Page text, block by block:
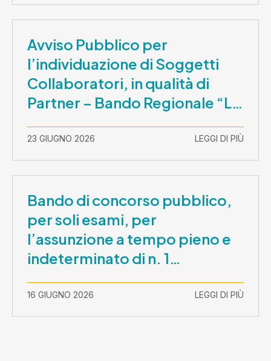
Avviso Pubblico per
l’individuazione di Soggetti
Collaboratori, in qualità di
Partner – Bando Regionale “La
Lombardia è dei Giovani 2026”
– CUP E81B26000210003
23 GIUGNO 2026 LEGGI DI PIÙ
Bando di concorso pubblico,
per soli esami, per
l’assunzione a tempo pieno e
indeterminato di n. 1
Assistente Sociale –
Comunicazione prova scritta e
prova orale
16 GIUGNO 2026 LEGGI DI PIÙ